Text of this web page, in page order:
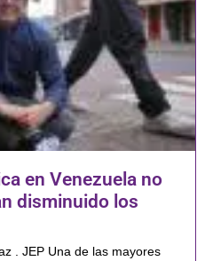
en Venezuela no
disminuido los
. JEP Una de las mayores